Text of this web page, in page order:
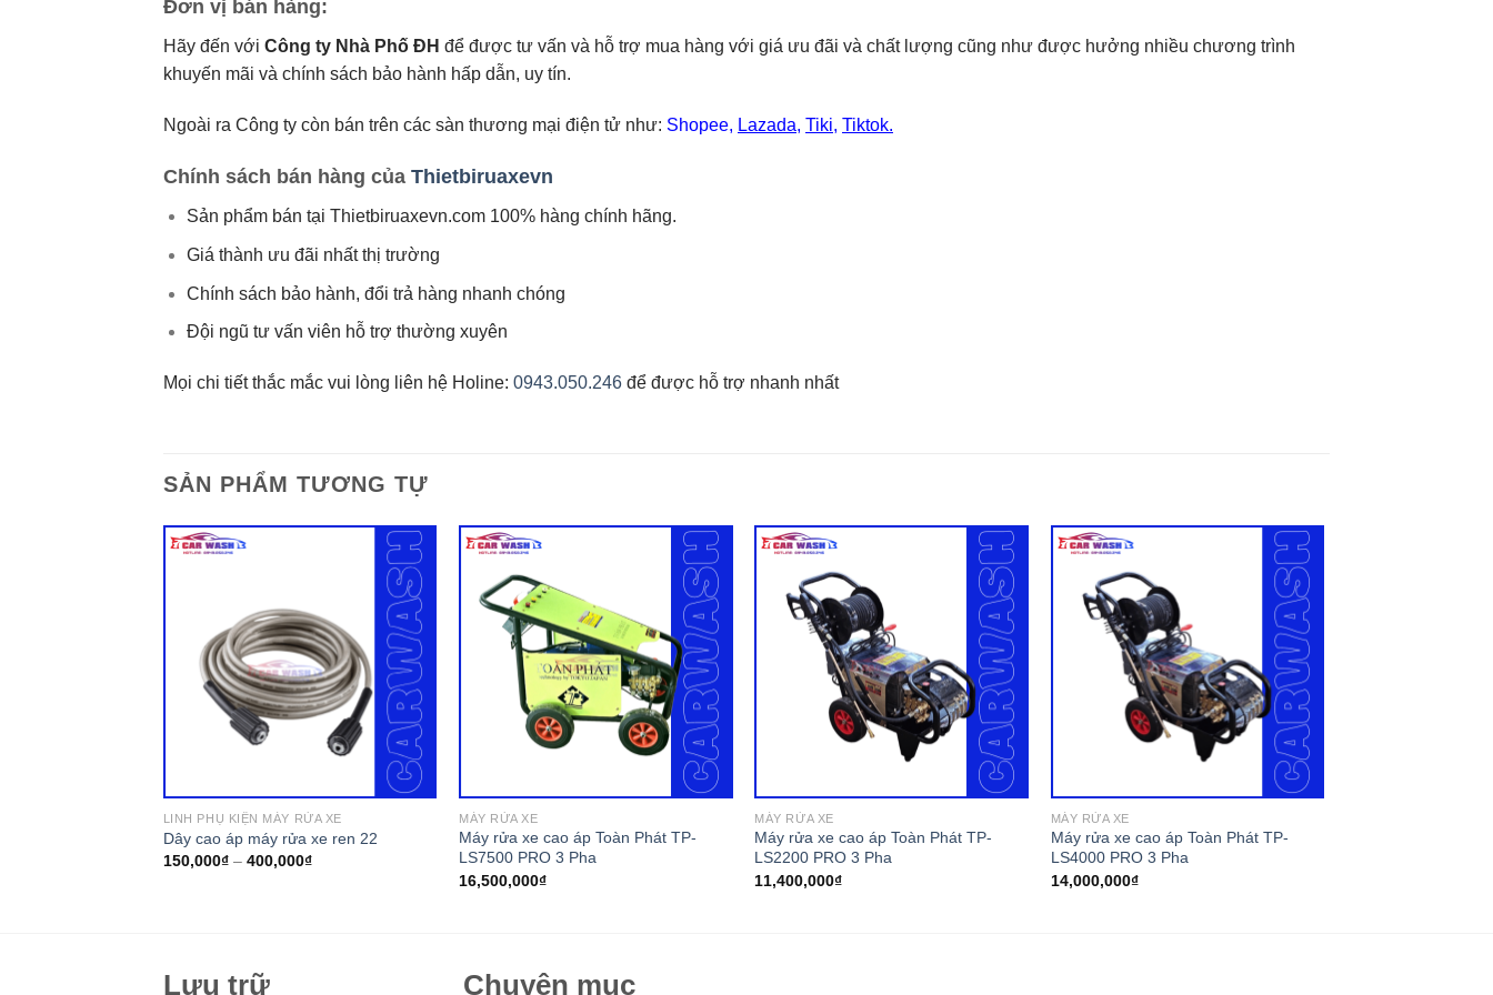
Đơn vị bán hàng:
Hãy đến với Công ty Nhà Phố ĐH để được tư vấn và hỗ trợ mua hàng với giá ưu đãi và chất lượng cũng như được hưởng nhiều chương trình
khuyến mãi và chính sách bảo hành hấp dẫn, uy tín.
Ngoài ra Công ty còn bán trên các sàn thương mại điện tử như: Shopee, Lazada, Tiki, Tiktok.
Chính sách bán hàng của Thietbiruaxevn
Sản phẩm bán tại Thietbiruaxevn.com 100% hàng chính hãng.
Giá thành ưu đãi nhất thị trường
Chính sách bảo hành, đổi trả hàng nhanh chóng
Đội ngũ tư vấn viên hỗ trợ thường xuyên
Mọi chi tiết thắc mắc vui lòng liên hệ Holine: 0943.050.246 để được hỗ trợ nhanh nhất
SẢN PHẨM TƯƠNG TỰ
LINH PHỤ KIỆN MÁY RỬA XE
Dây cao áp máy rửa xe ren 22
150,000₫– 400,000₫
MÁY RỬA XE
Máy rửa xe cao áp Toàn Phát TP-
LS7500 PRO 3 Pha
16,500,000₫
MÁY RỬA XE
Máy rửa xe cao áp Toàn Phát TP-
LS2200 PRO 3 Pha
11,400,000₫
MÁY RỬA XE
Máy rửa xe cao áp Toàn Phát TP-
LS4000 PRO 3 Pha
14,000,000₫
Lưu trữ Chuyên mục